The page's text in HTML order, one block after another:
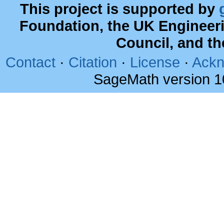
This project is supported by
Foundation, the UK
Council, and
Contact · Citation · License ·
SageMath version